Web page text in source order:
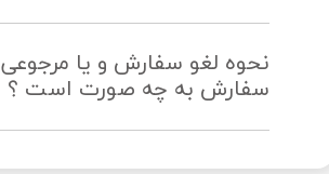
نحوه لغو سفارش و یا مرجوعی
سفارش به چه صورت است ؟